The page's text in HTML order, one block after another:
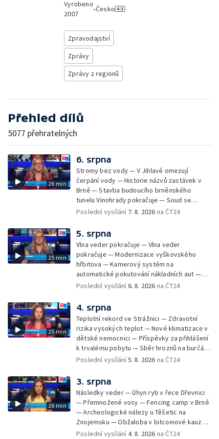
Vyrobeno
2007
•Česko
Zpravodajství
Zprávy
Zprávy z regionů
Přehled dílů
5077 přehratelných
26 min
6. srpna
Stromy bez vody — V Jihlavě omezují
čerpání vody — Historie názvů zastávek v
Brně — Stavba budoucího brněnského
tunelu Vinohrady pokračuje — Soud se
žhářem zlínského baru — Odložení bourání
Czech Rally Zlín — Začal 7. ročník festivalu
Pop Messe — Přestavba mostu v Hodoníně
— Fenomén památníčků
Poslední vysílání 7. 8. 2026 na ČT24
25 min
5. srpna
Vlna veder pokračuje — Vlna veder
pokračuje — Modernizace vyškovského
hřbitova — Kamerový systém na
automatické pokutování nákladních aut —
Demolice vyhořelé budovy ve Zlíně — Případ
stadionu na Vyškovsku — Výstraha před
bouřkami — Brno hostí Mezinárodní kytarový
festival — Očkování po kousnutí netopýrem
Poslední vysílání6. 8. 2026 na ČT24
25 min
4. srpna
Teplotní rekord ve Strážnici — Zdravotní
rizika vysokých teplot — Nové klimatizace v
dětské nemocnici — Příspěvky za přihlášení
k trvalému pobytu — Sběr hroznů na burčák
— Dokončení oprav vedení — Skončil termín
vody v obcích — Vyschlá koryta potoků —
Sdílení strážníků na Brněnsku
Poslední vysílání5. 8. 2026 na ČT24
26 min
3. srpna
Následky veder — Úhyn ryb v řece Dřevnici
— Přemnožené vosy — Fencing camp v Brně
— Archeologické nálezy u Těšetic na
Znojemsku — Obžaloba v bitcoinové kauze
— Přestavba silnice přes Bzenec na
Poslední vysílání4. 8. 2026 na ČT24